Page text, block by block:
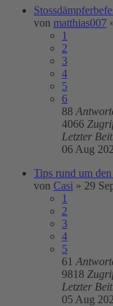
von matthias007
1
2
3
4
5
6
88
4066
Letzter
06 Aug
Tips rund um
von Casi » 29
1
2
3
4
5
61
9818
Letzter
05 Aug